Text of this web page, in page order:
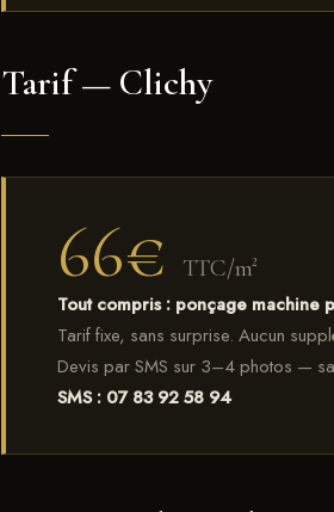
Tarif — Clichy
66€ TTC/m²
Tout compris : ponçage machine
Tarif fixe, sans surprise. Aucun
Devis par SMS sur 3–4 photos —
SMS : 07 83 92 58 94